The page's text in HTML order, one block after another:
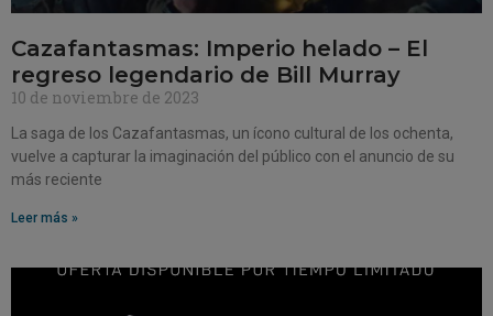
Cazafantasmas: Imperio helado – El
regreso legendario de Bill Murray
10 de noviembre de 2023
La saga de los Cazafantasmas, un ícono cultural de los ochenta,
vuelve a capturar la imaginación del público con el anuncio de su
más reciente
Leer más »